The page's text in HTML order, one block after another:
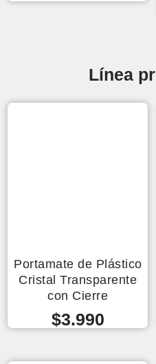
Línea
Portamate de Plástico
Cristal Transparente
con Cierre
$3.990